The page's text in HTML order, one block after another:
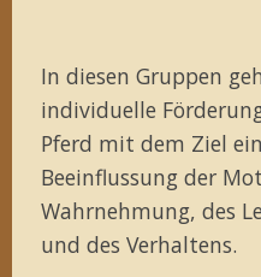
In diesen Gruppen
individuelle
Pferd mit dem Ziel
Beeinflussung der
Wahrnehmung, des
und des Verhaltens.